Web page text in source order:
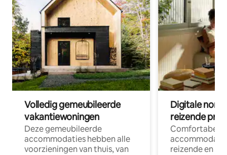
Volledig gemeubileerde
vakantiewoningen
Deze gemeubileerde
accommodaties hebben alle
voorzieningen van thuis, van
Digitale
reizende
Comfortabele
reizende en